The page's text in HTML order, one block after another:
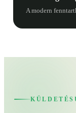
A modern